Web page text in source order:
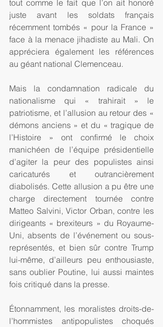
tout comme le fait que l’on ait honoré
juste avant les soldats français
récemment tombés « pour la France »
face à la menace jihadiste au Mali. On
appréciera également les références
au géant national Clemenceau.
Mais la condamnation radicale du
nationalisme qui « trahirait » le
patriotisme, et l’allusion au retour des «
démons anciens » et du « tragique de
l’Histoire » ont confirmé le choix
manichéen de l’équipe présidentielle
d’agiter la peur des populistes ainsi
caricaturés et outrancièrement
diabolisés. Cette allusion a pu être une
charge directement tournée contre
Matteo Salvini, Victor Orban, contre les
dirigeants « brexiteurs » du Royaume-
Uni, absents de l’événement ou sous-
représentés, et bien sûr contre Trump
lui-même, d’ailleurs peu enthousiaste,
sans oublier Poutine, lui aussi maintes
fois critiqué dans la presse.
Étonnamment, les moralistes droits-de-
l’hommistes antipopulistes choqués